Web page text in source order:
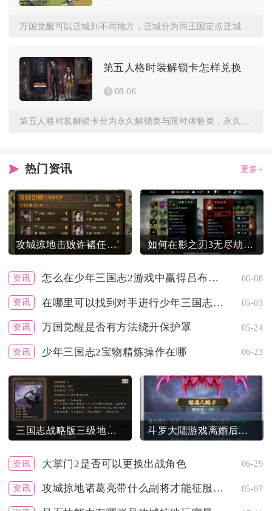
第五人格时装解锁卡怎样兑换
08-06
第五人格时装解锁卡分为永久解锁类与限时体验类，永久解锁卡直接...
热门资讯 更多+
攻城掠地击败许褚任务已经开放了吗 如何在影之刃3无尽劫境11层取得突破
资讯 怎么在少年三国志2游戏中赢得吕布貂蝉 06-08
资讯 在哪里可以找到对手进行少年三国志的二人转 05-03
资讯 万国觉醒是否有方法绕开保护罩 05-24
资讯 少年三国志2宝物精炼操作在哪 06-23
三国志战略版三级地攻略攻略在哪 斗罗大陆游戏离婚后是否可以追随新的伴侣
资讯 大掌门2是否可以更换出战角色 06-29
资讯 攻城掠地诸葛亮带什么副将才能征服天下 05-07